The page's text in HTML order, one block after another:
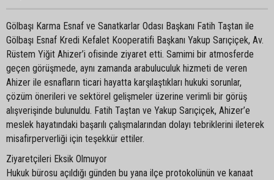
Gölbaşı Karma Esnaf ve Sanatkarlar Odası Başkanı Fatih Taştan ile
Gölbaşı Esnaf Kredi Kefalet Kooperatifi Başkanı Yakup Sarıçiçek, Av.
Rüstem Yiğit Ahizer’i ofisinde ziyaret etti. Samimi bir atmosferde
geçen görüşmede, aynı zamanda arabuluculuk hizmeti de veren
Ahizer ile esnafların ticari hayatta karşılaştıkları hukuki sorunlar,
çözüm önerileri ve sektörel gelişmeler üzerine verimli bir görüş
alışverişinde bulunuldu. Fatih Taştan ve Yakup Sarıçiçek, Ahizer’e
meslek hayatındaki başarılı çalışmalarından dolayı tebriklerini ileterek
misafirperverliği için teşekkür ettiler.
Ziyaretçileri Eksik Olmuyor
Hukuk bürosu açıldığı günden bu yana ilçe protokolünün ve kanaat